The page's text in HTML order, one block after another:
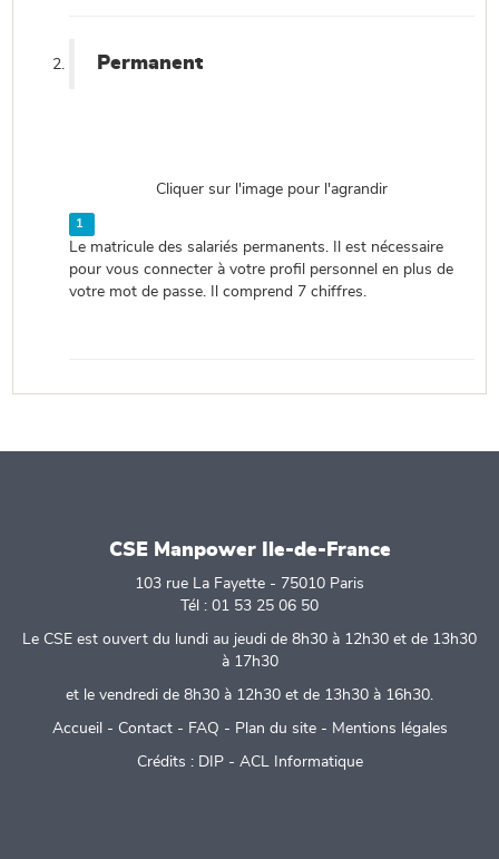
Permanent
Cliquer sur l'image pour l'agrandir
1
Le matricule des salariés permanents. Il est nécessaire
pour vous connecter à votre profil personnel en plus de
votre mot de passe. Il comprend 7 chiffres.
CSE Manpower Ile-de-France
103 rue La Fayette - 75010 Paris
Tél : 01 53 25 06 50
Le CSE est ouvert du lundi au jeudi de 8h30 à 12h30 et de 13h30
à 17h30
et le vendredi de 8h30 à 12h30 et de 13h30 à 16h30.
Accueil - Contact- FAQ - Plan du site - Mentions légales
Crédits : DIP- ACL Informatique